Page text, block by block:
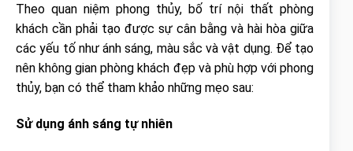
Theo quan niệm phong thủy, bố trí nội thất phòng
khách cần phải tạo được sự cân bằng và hài hòa giữa
các yếu tố như ánh sáng, màu sắc và vật dụng. Để tạo
nên không gian phòng khách đẹp và phù hợp với phong
thủy, bạn có thể tham khảo những mẹo sau:
Sử dụng ánh sáng tự nhiên